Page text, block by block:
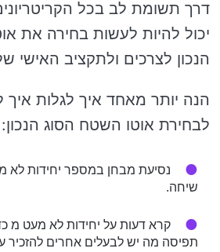
דרך תשומת לב בכל
יכול להיות לעשות בחירה את
הנכון לצרכים ולתקציב האישי
הנה יותר מאחד איך לגלות איך
לבחירת אוטו השטח הסוג הנכון:
נסיעת מבחן במספר יחידות לא
שיחה.
קרא דעות על יחידות לא מעט מ
תפיסה מה יש לבעלים אחרים להזכיר